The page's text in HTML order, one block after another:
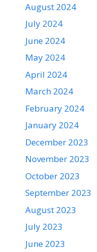
August 2024
July 2024
June 2024
May 2024
April 2024
March 2024
February 2024
January 2024
December 2023
November 2023
October 2023
September 2023
August 2023
July 2023
June 2023